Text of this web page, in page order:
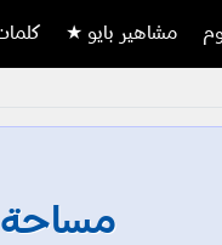
مشاهير بايو ★
مساحة